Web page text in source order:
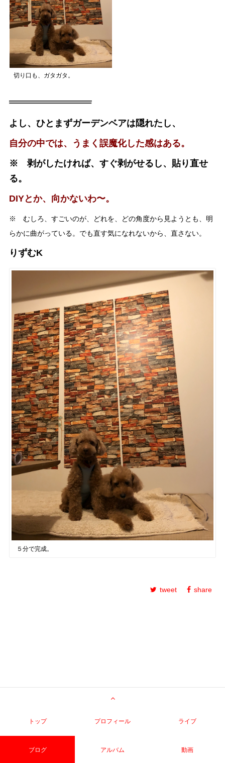
切り口も、ガタガタ。
よし、ひとまずガーデンベアは隠れたし、
自分の中では、うまく誤魔化した感はある。
※ 剥がしたければ、すぐ剥がせるし、貼り直せ
る。
DIYとか、向かないわ〜。
※ むしろ、すごいのが、どれを、どの角度から見ようとも、明
らかに曲がっている。でも直す気になれないから、直さない。
りずむK
５分で完成。
tweet share
トップ プロフィール ライブ
ブログ アルバム 動画